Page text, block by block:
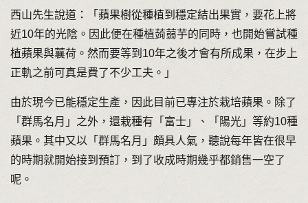
西山先生說道：「蘋果樹從種植到穩定結出果實，要花上將
近10年的光陰。因此便在種植蒟蒻芋的同時，也開始嘗試種
植蘋果與蘘荷。然而要等到10年之後才會有所成果，在步上
正軌之前可真是費了不少工夫。」
由於現今已能穩定生產，因此目前已專注於栽培蘋果。除了
「群馬名月」之外，還栽種有「富士」、「陽光」等約10種
蘋果。其中又以「群馬名月」頗具人氣，聽說每年皆在很早
的時期就開始接到預訂，到了收成時期幾乎都銷售一空了
呢。